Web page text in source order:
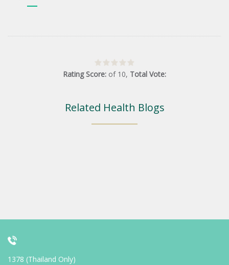
Rating Score: of 10, Total Vote:
Related Health Blogs
1378 (Thailand Only)